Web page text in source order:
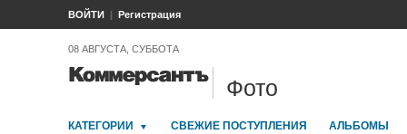
ВОЙТИ Регистрация
08 АВГУСТА, СУББОТА
Фото
КАТЕГОРИИ СВЕЖИЕ ПОСТУПЛЕНИЯ АЛЬБОМЫ